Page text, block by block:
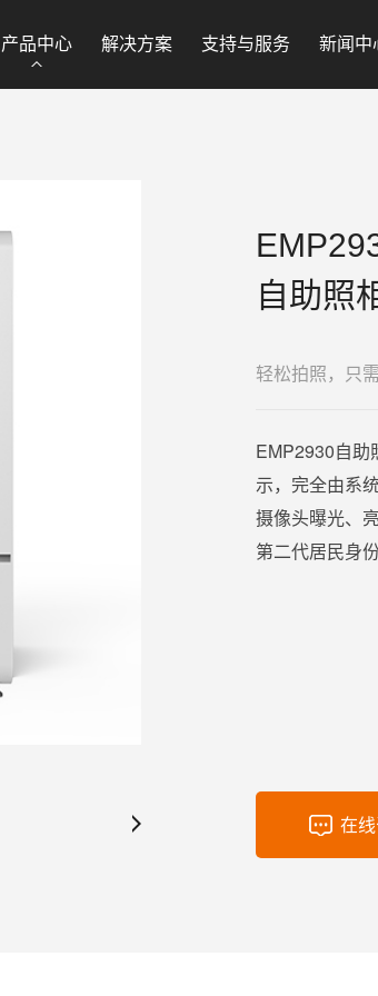
产品中心 解决方案 支持与服务 新闻中
自助照
轻松拍照，只
EMP2930自助
示，完全由系
摄像头曝光、
第二代居民身
在